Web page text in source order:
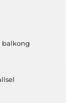
balkong